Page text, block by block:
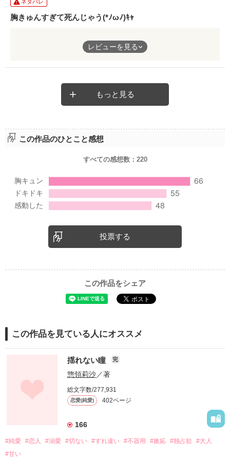
くん。
いつだって私がいるから。
奈乃の一途な想いが桐谷くんに伝わらないはずがなくて
ネタバレ
胸きゅんすぎて死んじゃう(*ﾉωﾉ)ｷｬ
桐谷くんカッコよすぎる!!
レビューを見る
もっと見る
この作品のひとこと感想
すべての感想数： 220
投票する
この作品をシェア
この作品を見ている人にオススメ
揺れない瞳 完
惣領莉沙／著
総文字数/277,931
恋愛(純愛) 402ページ
166
#純愛 #恋人 #溺愛 #切ない #すれ違い #不器用 #嫉妬 #独占欲
#大人
#甘い